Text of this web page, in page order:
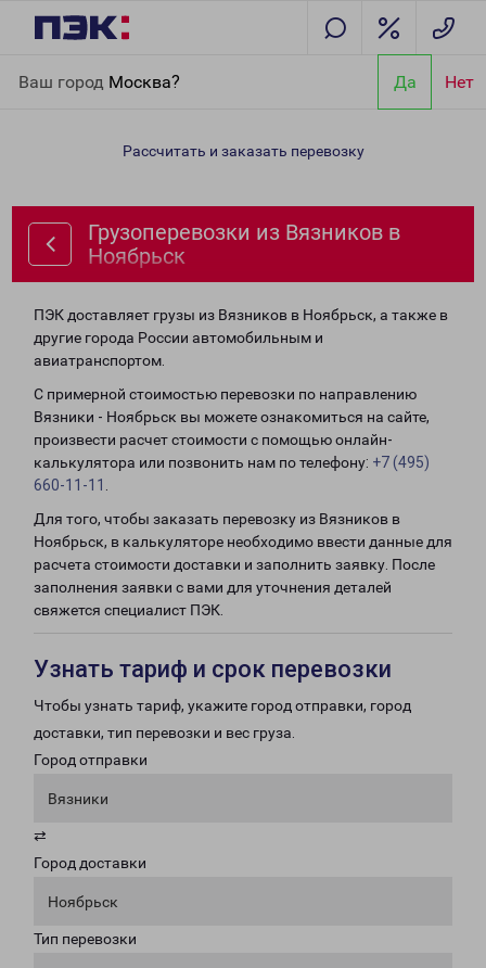
Ваш город Москва? Да Нет
Ноябрьск
Рассчитать и заказать перевозку
Грузоперевозки из Вязников в
Ноябрьск
ПЭК доставляет грузы из Вязников в Ноябрьск, а также в
другие города России автомобильным и
авиатранспортом.
С примерной стоимостью перевозки по направлению
Вязники - Ноябрьск вы можете ознакомиться на сайте,
произвести расчет стоимости с помощью онлайн-
калькулятора или позвонить нам по телефону: +7 (495)
660-11-11
Для того, чтобы заказать перевозку из Вязников в
Ноябрьск, в калькуляторе необходимо ввести данные для
расчета стоимости доставки и заполнить заявку. После
заполнения заявки с вами для уточнения деталей
свяжется специалист ПЭК.
Узнать тариф и срок перевозки
Чтобы узнать тариф, укажите город отправки, город
доставки, тип перевозки и вес груза.
Город отправки
Вязники
⇄
Город доставки
Ноябрьск
Тип перевозки